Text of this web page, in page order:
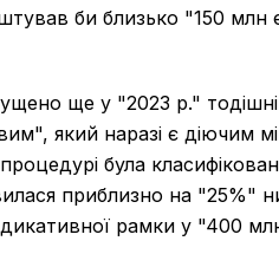
би близько "150 млн
ще у "2023 р."
який наразі є діючим
була
приблизно на "25%"
рамки у "400